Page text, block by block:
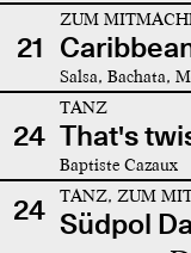
21
ZUM
Salsa, Bachata,
24
TANZ
That's
Baptiste Cazaux
24 TANZ, ZUM
Südpol